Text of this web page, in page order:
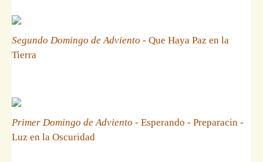
Segundo Domingo de Adviento - Que Haya Paz en la
Tierra
Primer Domingo de Adviento - Esperando - Preparacin -
Luz en la Oscuridad